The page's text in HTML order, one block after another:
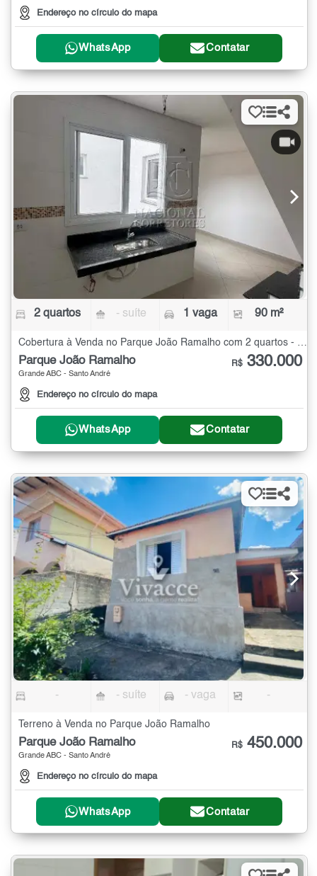
Endereço no círculo do mapa
WhatsApp Contatar
2 quartos - suíte 1 vaga 90 m²
Parque João Ramalho
Grande ABC - Santo André
Endereço no círculo do mapa
R$ 330.000
WhatsApp Contatar
- - suíte - vaga -
Terreno à Venda no Parque João Ramalho
Parque João Ramalho
Grande ABC - Santo André
Endereço no círculo do mapa
R$ 450.000
WhatsApp Contatar